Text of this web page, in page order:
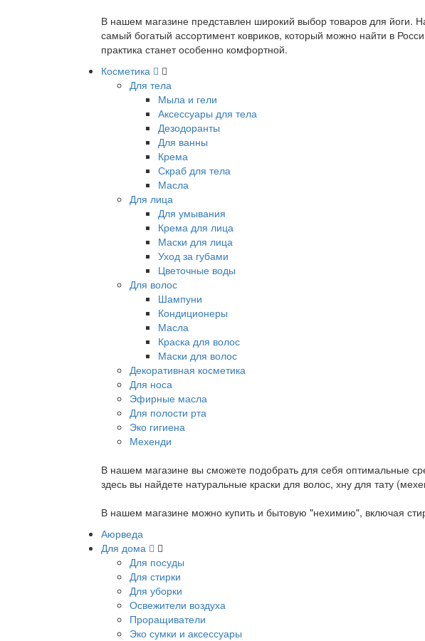
В нашем магазине представлен широкий выбор товаров для йоги.
самый богатый ассортимент ковриков, который можно найти в
практика станет особенно комфортной.
Косметика
Для тела
Мыла и гели
Аксессуары для тела
Дезодоранты
Для ванны
Крема
Скраб для тела
Масла
Для лица
Для умывания
Крема для лица
Маски для лица
Уход за губами
Цветочные воды
Для волос
Шампуни
Кондиционеры
Масла
Краска для волос
Маски для волос
Декоративная косметика
Для носа
Эфирные масла
Для полости рта
Эко гигиена
Мехенди
В нашем магазине вы сможете подобрать для себя оптимальные
здесь вы найдете натуральные краски для волос, хну для тату
В нашем магазине можно купить и бытовую "нехимию", включая
Аюрведа
Для дома
Для посуды
Для стирки
Для уборки
Освежители воздуха
Проращиватели
Эко сумки и аксессуары